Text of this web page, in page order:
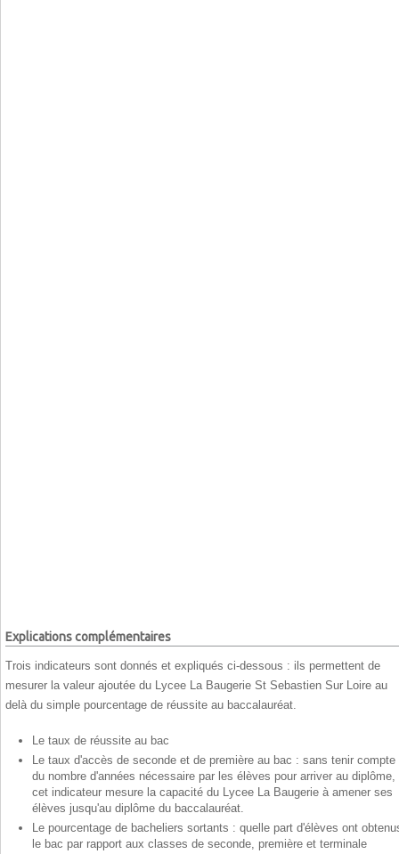
Explications complémentaires
Trois indicateurs sont donnés et expliqués ci-dessous : ils permettent de
mesurer la valeur ajoutée du Lycee La Baugerie St Sebastien Sur Loire au
delà du simple pourcentage de réussite au baccalauréat.
Le taux de réussite au bac
Le taux d'accès de seconde et de première au bac : sans tenir compte
du nombre d'années nécessaire par les élèves pour arriver au diplôme,
cet indicateur mesure la capacité du Lycee La Baugerie à amener ses
élèves jusqu'au diplôme du baccalauréat.
Le pourcentage de bacheliers sortants : quelle part d'élèves ont
le bac par rapport aux classes de seconde, première et terminale